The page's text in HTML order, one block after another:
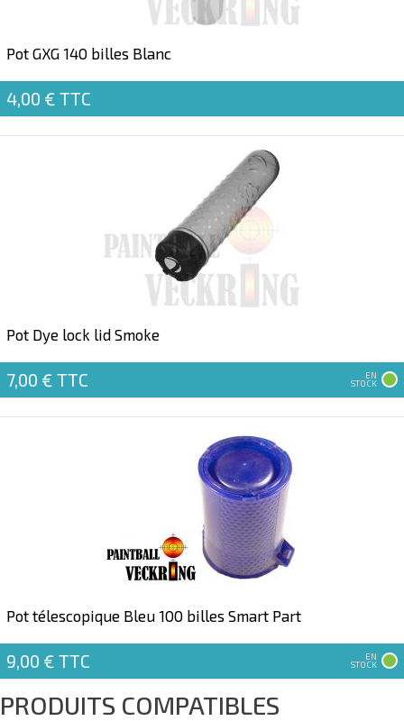
Pot GXG 140 billes Blanc
4,00 € TTC
Pot Dye lock lid Smoke
7,00 € TTC EN
STOCK
Pot télescopique Bleu 100 billes Smart Part
9,00 € TTC EN
STOCK
PRODUITS COMPATIBLES